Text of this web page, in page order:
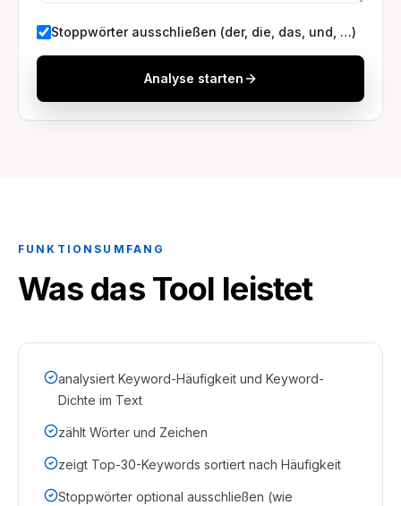
Stoppwörter ausschließen (der, die, das, und, …)
Analyse starten
FUNKTIONSUMFANG
Was das Tool leistet
analysiert Keyword-Häufigkeit und Keyword-
Dichte im Text
zählt Wörter und Zeichen
zeigt Top-30-Keywords sortiert nach Häufigkeit
Stoppwörter optional ausschließen (wie